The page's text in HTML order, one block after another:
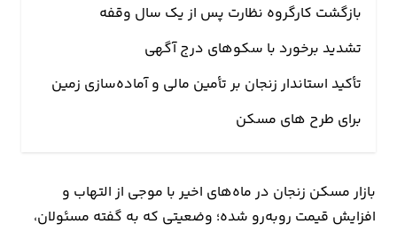
اقتصاد
ارتباطات
خودرو
نوتیف
بازگشت کارگروه نظارت پس از یک سال وقفه
تشدید برخورد با سکوهای درج آگهی
تأکید استاندار زنجان بر تأمین مالی و آماده‌سازی زمین
برای طرح های مسکن
بازار مسکن زنجان در ماه‌های اخیر با موجی از التهاب و
افزایش قیمت روبه‌رو شده؛ وضعیتی که به گفته مسئولان،